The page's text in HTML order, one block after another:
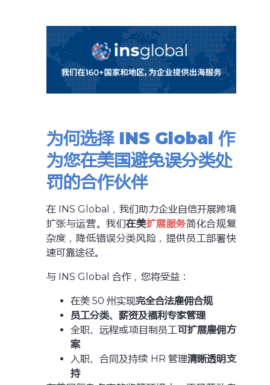
为何选择 INS Global 作
为您在美国避免误分类处
罚的合作伙伴
在 INS Global，我们助力企业自信开展跨境
扩张与运营。我们在美扩展服务简化合规复
杂度，降低错误分类风险，提供员工部署快
速可靠途径。
与 INS Global 合作，您将受益：
在美 50 州实现完全合法雇佣合规
员工分类、薪资及福利专家管理
全职、远程或项目制员工可扩展雇佣方
案
入职、合同及持续 HR 管理清晰透明支
持